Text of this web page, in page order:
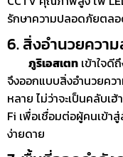
รักษาความปลอดภัยตลอ
6. สิ่งอำนวยควา
ภูริเอสเตท เข้าใจดี
จึงออกแบบสิ่งอำนวยคว
หลาย ไม่ว่าจะเป็นคลับ
Fi เพื่อเชื่อมต่อผู้คนเข้า
ง่ายดาย